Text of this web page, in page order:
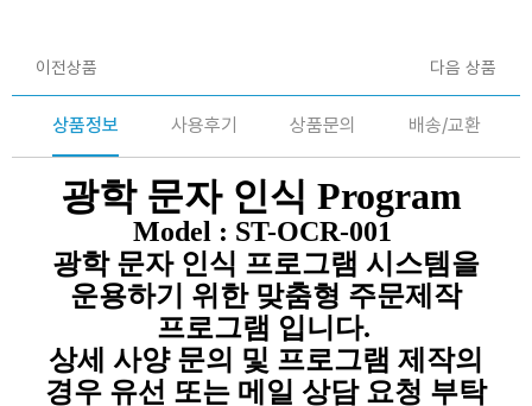
이전상품 다음 상품
상품정보 사용후기 상품문의 배송/교환
광학 문자 인식 Program
Model : ST-OCR-001
광학 문자 인식 프로그램 시스템을
운용하기 위한 맞춤형 주문제작
프로그램 입니 다.
상세 사양 문의 및 프로그램 제작의
경우 유선 또는 메일 상담 요청 부탁